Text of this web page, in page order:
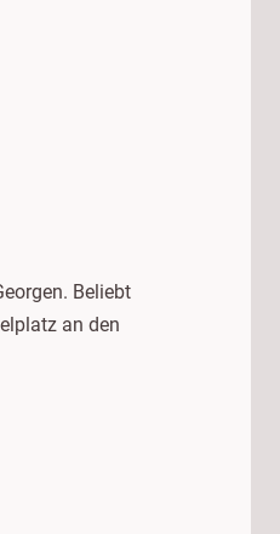
Beliebt
an den